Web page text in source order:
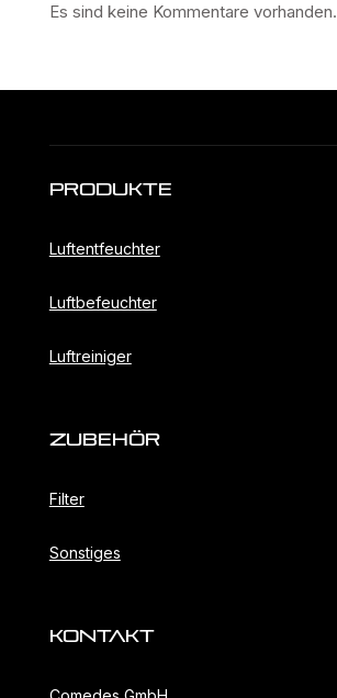
Es sind keine Kommentare vorhanden.
Produkte
Luftentfeuchter
Luftbefeuchter
Luftreiniger
ZubehöR
Filter
Sonstiges
KONTAKT